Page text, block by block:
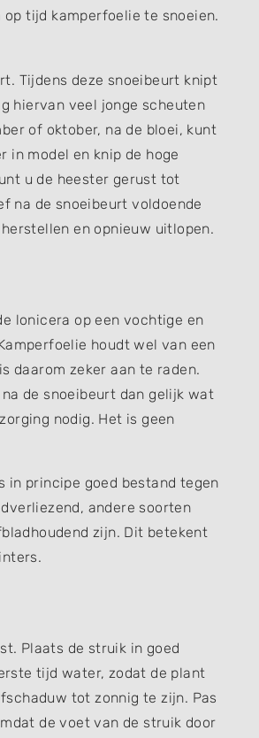
tijd kamperfoelie te snoeien.
Tijdens deze snoeibeurt knipt
hiervan veel jonge scheuten
of oktober, na de bloei, kunt
in model en knip de hoge
u de heester gerust tot
na de snoeibeurt voldoende
en opnieuw uitlopen.
lonicera op een vochtige en
houdt wel van een
daarom zeker aan te raden.
de snoeibeurt dan gelijk wat
nodig. Het is geen
in principe goed bestand tegen
andere soorten
zijn. Dit betekent
Plaats de struik in goed
tijd water, zodat de plant
tot zonnig te zijn. Pas
de voet van de struik door